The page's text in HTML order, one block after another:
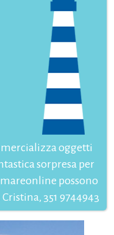
oggetti
sorpresa per
possono
351 9744943